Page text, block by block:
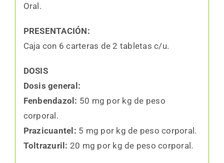
Oral.
PRESENTACIÓN:
Caja con 6 carteras de 2 tabletas c/u.
DOSIS
Dosis general:
Fenbendazol: 50 mg por kg de peso
corporal.
Prazicuantel: 5 mg por kg de peso corporal.
Toltrazuril: 20 mg por kg de peso corporal.